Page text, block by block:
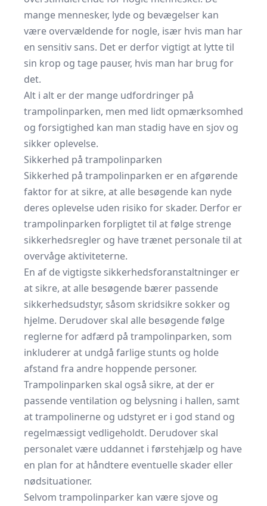
mange mennesker, lyde og bevægelser kan
være overvældende for nogle, især hvis man har
en sensitiv sans. Det er derfor vigtigt at lytte til
sin krop og tage pauser, hvis man har brug for
det.
Alt i alt er der mange udfordringer på
trampolinparken, men med lidt opmærksomhed
og forsigtighed kan man stadig have en sjov og
sikker oplevelse.
Sikkerhed på trampolinparken
Sikkerhed på trampolinparken er en afgørende
faktor for at sikre, at alle besøgende kan nyde
deres oplevelse uden risiko for skader. Derfor er
trampolinparken forpligtet til at følge strenge
sikkerhedsregler og have trænet personale til at
overvåge aktiviteterne.
En af de vigtigste sikkerhedsforanstaltninger er
at sikre, at alle besøgende bærer passende
sikkerhedsudstyr, såsom skridsikre sokker og
hjelme. Derudover skal alle besøgende følge
reglerne for adfærd på trampolinparken, som
inkluderer at undgå farlige stunts og holde
afstand fra andre hoppende personer.
Trampolinparken skal også sikre, at der er
passende ventilation og belysning i hallen, samt
at trampolinerne og udstyret er i god stand og
regelmæssigt vedligeholdt. Derudover skal
personalet være uddannet i førstehjælp og have
en plan for at håndtere eventuelle skader eller
nødsituationer.
Selvom trampolinparker kan være sjove og